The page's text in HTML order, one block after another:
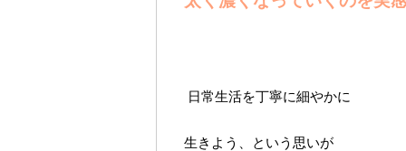
日常生活を丁寧に細やかに
生きよう、という思いが